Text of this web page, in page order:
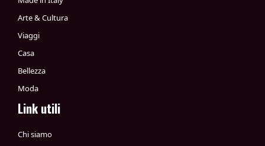
Arte & Cultura
Viaggi
Casa
Bellezza
Moda
Link utili
Chi siamo